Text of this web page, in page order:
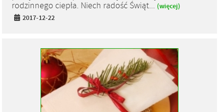
rodzinnego ciepła. Niech radość Świąt... (więcej)
2017-12-22